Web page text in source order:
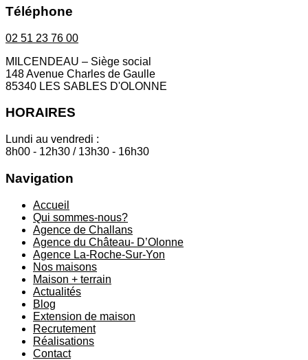
Téléphone
02 51 23 76 00
MILCENDEAU – Siège social
148 Avenue Charles de Gaulle
85340 LES SABLES D'OLONNE
HORAIRES
Lundi au vendredi :
8h00 - 12h30 / 13h30 - 16h30
Navigation
Accueil
Qui sommes-nous?
Agence de Challans
Agence du Château- D’Olonne
Agence La-Roche-Sur-Yon
Nos maisons
Maison + terrain
Actualités
Blog
Extension de maison
Recrutement
Réalisations
Contact